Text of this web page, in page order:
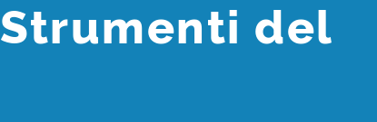
Strumenti del